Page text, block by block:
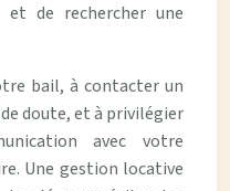
de rechercher une
bail, à contacter un
doute, et à privilégier
avec votre
Une gestion locative